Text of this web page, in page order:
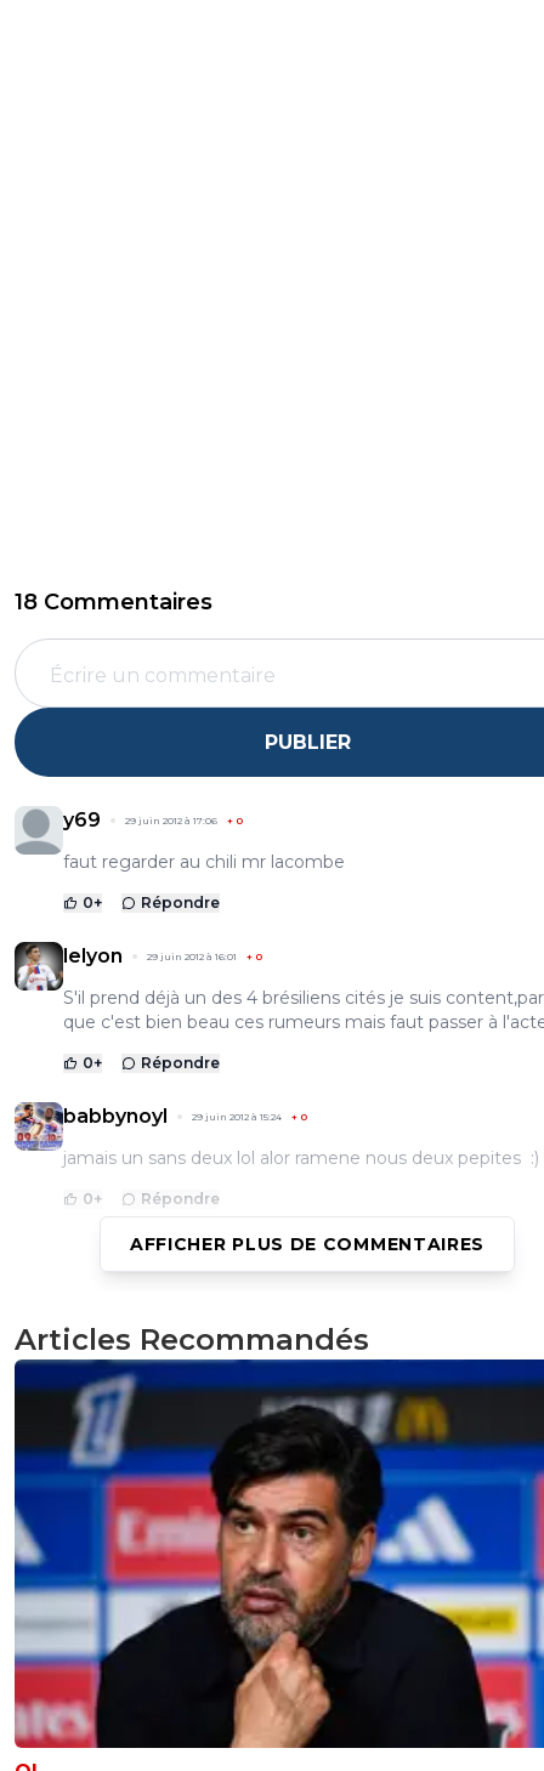
18 Commentaires
PUBLIER
y69 29 juin 2012 à 17:06 + 0
faut regarder au chili mr lacombe
0+ Répondre
lelyon 29 juin 2012 à 16:01 + 0
S'il prend déjà un des 4 brésiliens cités je suis
que c'est bien beau ces rumeurs mais faut passer à
0+ Répondre
babbynoyl 29 juin 2012 à 15:24 + 0
jamais un sans deux lol alor ramene nous deux pepites :)
0+ Répondre
monsieur-fernand
Bizarre les scouts brésiliens, Lacombe dit que rien ne
l'intéresse, que le niveau baisse et eux disent le
une commission Marcelo ?)Sinon Marcelo a aussi dit
PSG pourrait avoir Neymar, lol
0+
cyril-69 29 juin 2012 à 15:01
Bernard Lacombe a dit qu'il y "avait moins de
ne veut pas dire qu'il n'y en a plus.
0+ Répondre
monsieur-fernand 29 juin 2012 à 15:03
la rareté augmente le prix :((
Répondre
AFFICHER PLUS DE COMMENTAIRES
Articles Recommandés